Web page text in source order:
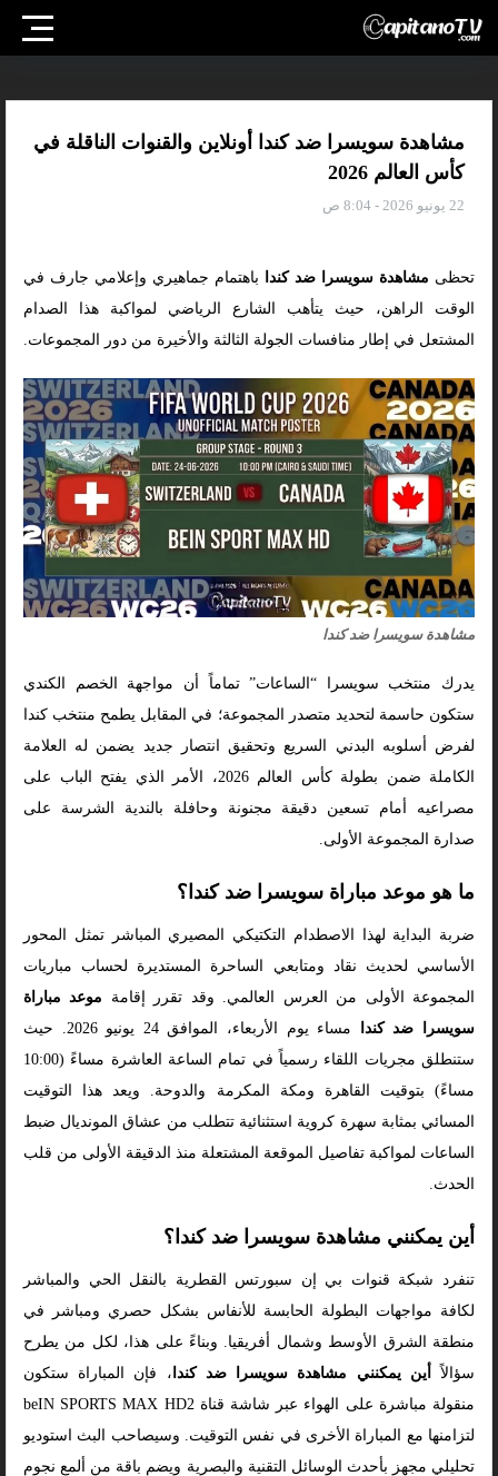
مشاهدة سويسرا ضد كندا أونلاين والقنوات الناقلة في
كأس العالم 2026
22 يونيو 2026 - 8:04 ص
تحظى مشاهدة سويسرا ضد كندا
باهتمام جماهيري وإعلامي جارف في
الوقت الراهن، حيث يتأهب الشارع الرياضي لمواكبة هذا الصدام
المشتعل في إطار منافسات الجولة الثالثة والأخيرة من دور المجموعات.
مشاهدة سويسرا ضد كندا
يدرك منتخب سويسرا “الساعات” تماماً أن مواجهة الخصم الكندي
ستكون حاسمة لتحديد متصدر المجموعة؛ في المقابل يطمح منتخب كندا
لفرض أسلوبه البدني السريع وتحقيق انتصار جديد يضمن له العلامة
الكاملة ضمن بطولة كأس العالم 2026، الأمر الذي يفتح الباب على
مصراعيه أمام تسعين دقيقة مجنونة وحافلة بالندية الشرسة على
صدارة المجموعة الأولى.
ما هو موعد مباراة سويسرا ضد كندا؟
ضربة البداية لهذا الاصطدام التكتيكي المصيري المباشر تمثل المحور
الأساسي لحديث نقاد ومتابعي الساحرة المستديرة لحساب مباريات
المجموعة الأولى من العرس العالمي. وقد تقرر إقامة موعد مباراة
سويسرا ضد كندا
مساء يوم الأربعاء، الموافق 24 يونيو 2026. حيث
ستنطلق مجريات اللقاء رسمياً في تمام الساعة العاشرة مساءً (10:00
مساءً) بتوقيت القاهرة ومكة المكرمة والدوحة. ويعد هذا التوقيت
المسائي بمثابة سهرة كروية استثنائية تتطلب من عشاق المونديال ضبط
الساعات لمواكبة تفاصيل الموقعة المشتعلة منذ الدقيقة الأولى من قلب
الحدث.
أين يمكنني مشاهدة سويسرا ضد كندا؟
تنفرد شبكة قنوات بي إن سبورتس القطرية بالنقل الحي والمباشر
لكافة مواجهات البطولة الحابسة للأنفاس بشكل حصري ومباشر في
منطقة الشرق الأوسط وشمال أفريقيا. وبناءً على هذا، لكل من يطرح
سؤالاً
أين يمكنني مشاهدة سويسرا ضد كندا ، فإن المباراة ستكون
منقولة مباشرة على الهواء عبر شاشة قناة beIN SPORTS MAX HD2
لتزامنها مع المباراة الأخرى في نفس التوقيت. وسيصاحب البث استوديو
تحليلي مجهز بأحدث الوسائل التقنية والبصرية ويضم باقة من ألمع نجوم